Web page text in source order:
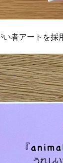
者アートを採